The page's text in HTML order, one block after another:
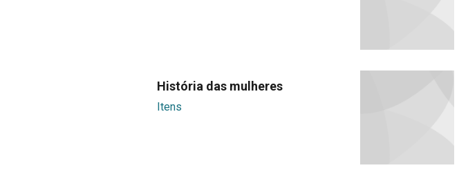
História das mulheres
Itens